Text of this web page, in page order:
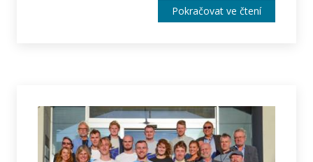
Pokračovat ve čtení